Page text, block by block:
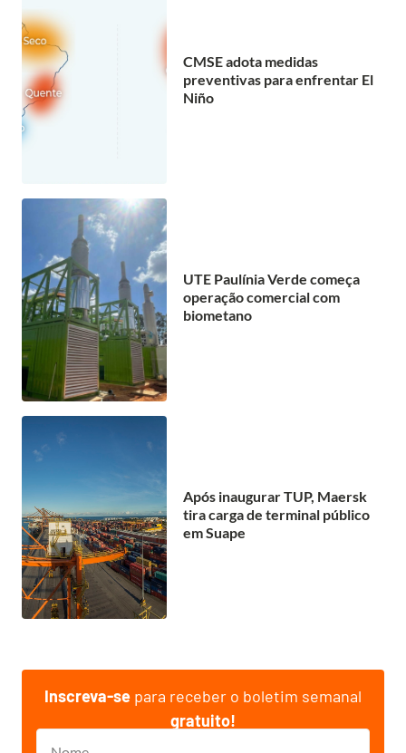
CMSE adota medidas
preventivas para enfrentar El
Niño
UTE Paulínia Verde começa
operação comercial com
biometano
Após inaugurar TUP, Maersk
tira carga de terminal público
em Suape
Inscreva-se para receber o boletim semanal
gratuito!